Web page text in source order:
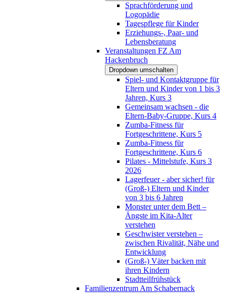
Sprachförderung und
Logopädie
Tagespflege für Kinder
Erziehungs-, Paar- und
Lebensberatung
Veranstaltungen FZ Am
Hackenbruch
Dropdown umschalten
Spiel- und Kontaktgruppe für
Eltern und Kinder von 1 bis 3
Jahren, Kurs 3
Gemeinsam wachsen - die
Eltern-Baby-Gruppe, Kurs 4
Zumba-Fitness für
Fortgeschrittene, Kurs 5
Zumba-Fitness für
Fortgeschrittene, Kurs 6
Pilates - Mittelstufe, Kurs 3
2026
Lagerfeuer - aber sicher! für
(Groß-) Eltern und Kinder
von 3 bis 6 Jahren
Monster unter dem Bett –
Ängste im Kita-Alter
verstehen
Geschwister verstehen –
zwischen Rivalität, Nähe und
Entwicklung
(Groß-) Väter backen mit
ihren Kindern
Stadtteilfrühstück
Familienzentrum Am Schabernack